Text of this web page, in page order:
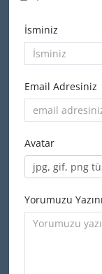
İsminiz
Email Adresiniz
Avatar
jpg, gif, png
Yorumuzu